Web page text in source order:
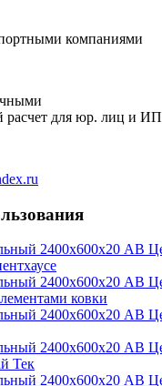
компаниями
расчет для юр. лиц и ИП
ковки
Тек